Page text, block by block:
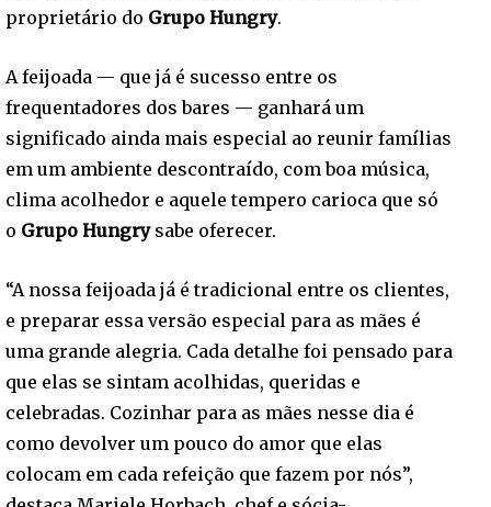
proprietário do Grupo Hungry.
A feijoada — que já é sucesso entre os
frequentadores dos bares — ganhará um
significado ainda mais especial ao reunir famílias
em um ambiente descontraído, com boa música,
clima acolhedor e aquele tempero carioca que só
o Grupo Hungrysabe oferecer.
“A nossa feijoada já é tradicional entre os clientes,
e preparar essa versão especial para as mães é
uma grande alegria. Cada detalhe foi pensado para
que elas se sintam acolhidas, queridas e
celebradas. Cozinhar para as mães nesse dia é
como devolver um pouco do amor que elas
colocam em cada refeição que fazem por nós”,